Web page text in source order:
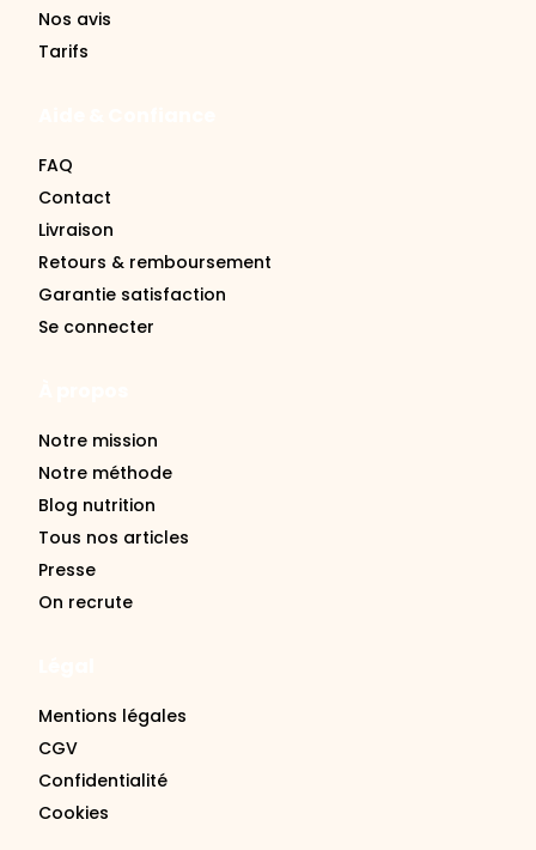
Nos avis
Tarifs
FAQ
Contact
Livraison
Retours & remboursement
Garantie satisfaction
Se connecter
Notre mission
Notre méthode
Blog nutrition
Tous nos articles
Presse
On recrute
Mentions légales
CGV
Confidentialité
Cookies